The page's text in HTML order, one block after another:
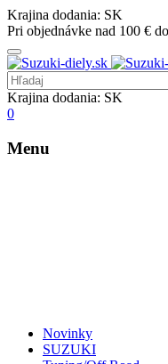
Krajina dodania: SK
Pri objednávke nad 100 €
Krajina dodania: SK
0
Menu
Novinky
SUZUKI